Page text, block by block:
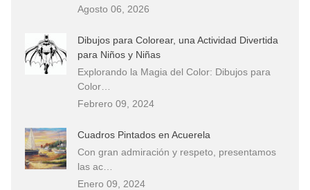
Agosto 06, 2026
Dibujos para Colorear, una Actividad Divertida
para Niños y Niñas
Explorando la Magia del Color: Dibujos para
Color…
Febrero 09, 2024
Cuadros Pintados en Acuerela
Con gran admiración y respeto, presentamos
las ac…
Enero 09, 2024